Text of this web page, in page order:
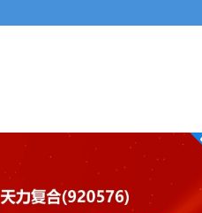
力复合2025年年度报告业绩说明会
电子级多晶硅还原炉、精细化工
个重点航天、核电等军工、民用
范和引领作用，不断推进和创新复合